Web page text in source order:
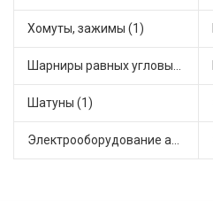
Хомуты, зажимы (1)
Шарниры равных угловых скоростей, приводные валы (16)
Шатуны (1)
Электрооборудование автомобилей (12)